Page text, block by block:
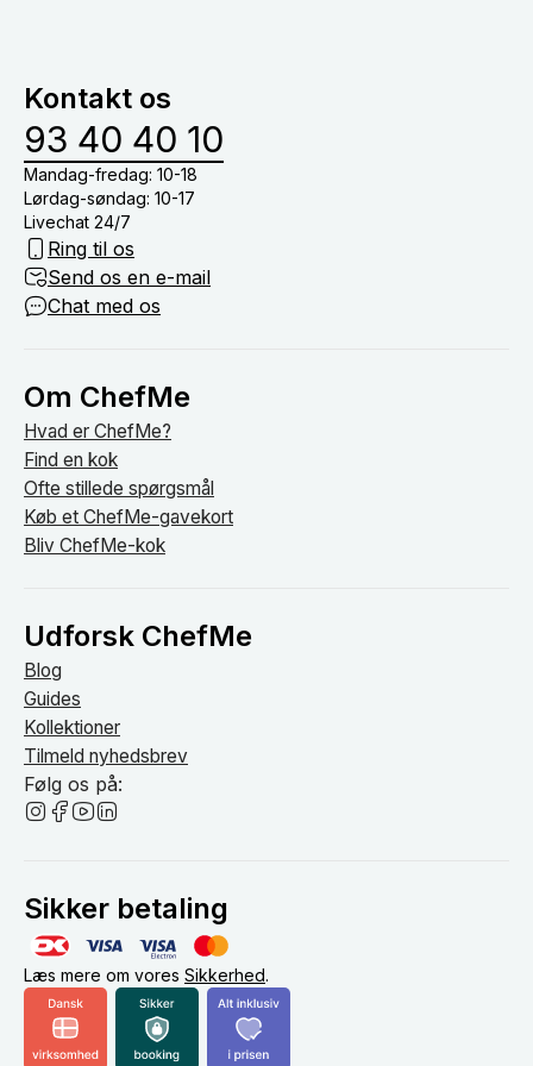
om bordet.
Kontakt os
93 40 40 10
Mandag-fredag: 10-18
Lørdag-søndag: 10-17
Livechat 24/7
Ring til os
Send os en e-mail
Chat med os
Om ChefMe
Hvad er ChefMe?
Find en kok
Ofte stillede spørgsmål
Køb et ChefMe-gavekort
Bliv ChefMe-kok
Udforsk ChefMe
Blog
Guides
Kollektioner
Tilmeld nyhedsbrev
Følg os på:
Sikker betaling
Læs mere om vores Sikkerhed.